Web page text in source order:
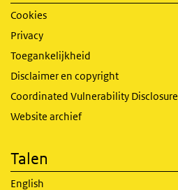
Cookies
Privacy
Toegankelijkheid
Disclaimer en copyright
Coordinated Vulnerability Disclosure
Website archief
Talen
English